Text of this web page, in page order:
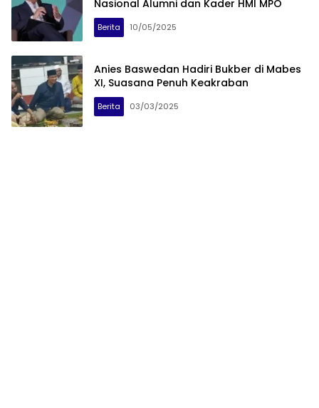
Nasional Alumni dan Kader HMI MPO
Berita 10/05/2025
Anies Baswedan Hadiri Bukber di Mabes
XI, Suasana Penuh Keakraban
Berita 03/03/2025